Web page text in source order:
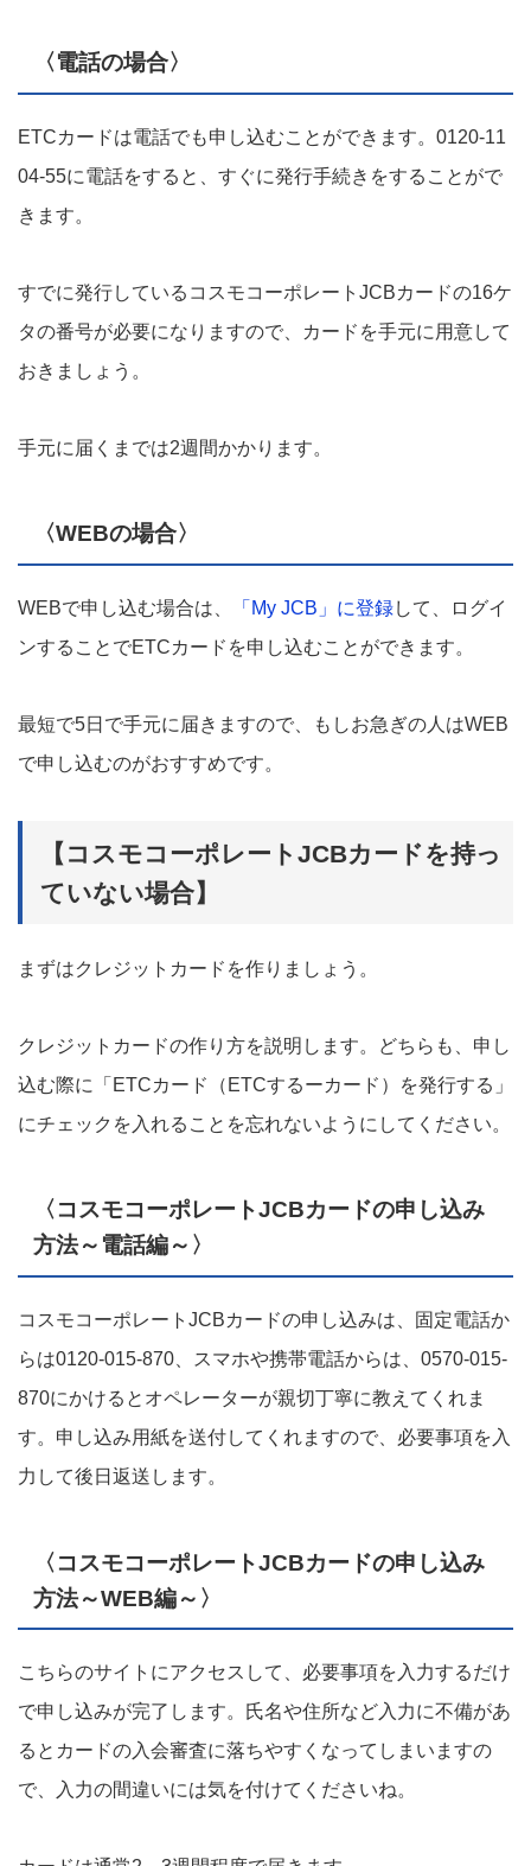
〈電話の場合〉
ETCカードは電話でも申し込むことができます。0120-11
04-55に電話をすると、すぐに発行手続きをすることがで
きます。
すでに発行しているコスモコーポレートJCBカードの16ケ
タの番号が必要になりますので、カードを手元に用意して
おきましょう。
手元に届くまでは2週間かかります。
〈WEBの場合〉
WEBで申し込む場合は、 「My JCB」に登録して、ログイ
ンすることでETCカードを申し込むことができます。
最短で5日で手元に届きますので、もしお急ぎの人はWEB
で申し込むのがおすすめです。
【コスモコーポレートJCBカードを持っ
ていない場合】
まずはクレジットカードを作りましょう。
クレジットカードの作り方を説明します。どちらも、申し
込む際に「ETCカード（ETCするーカード）を発行する」
にチェックを入れることを忘れないようにしてください。
〈コスモコーポレートJCBカードの申し込み
方法～電話編～〉
コスモコーポレートJCBカードの申し込みは、固定電話か
らは0120-015-870、スマホや携帯電話からは、0570-015-
870にかけるとオペレーターが親切丁寧に教えてくれま
す。申し込み用紙を送付してくれますので、必要事項を入
力して後日返送します。
〈コスモコーポレートJCBカードの申し込み
方法～WEB編～〉
こちらのサイトにアクセスして、必要事項を入力するだけ
で申し込みが完了します。氏名や住所など入力に不備があ
るとカードの入会審査に落ちやすくなってしまいますの
で、入力の間違いには気を付けてくださいね。